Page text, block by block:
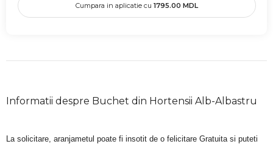
Cumpara in aplicatie cu 1795.00 MDL
Informatii despre Buchet din Hortensii Alb-Albastru
La solicitare, aranjametul poate fi insotit de o felicitare Gratuita si puteti